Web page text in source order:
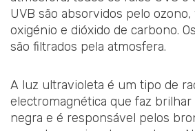
UVB são absorvidos pelo ozono,
oxigénio e dióxido de carbono.
são filtrados pela atmosfera.
A luz ultravioleta é um tipo de
electromagnética que faz
negra e é responsável pelos